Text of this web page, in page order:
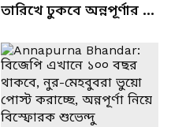
তারিখে ঢুকবে অন্নপূর্ণার ৩